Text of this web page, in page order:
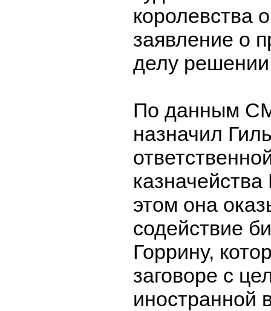
королевства
заявление о
делу
По данным
назначил
этом она
содействие
Горрину,
заговоре с
иностранной